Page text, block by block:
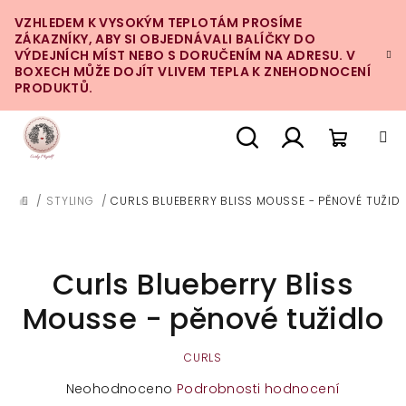
na
obsah
VZHLEDEM K VYSOKÝM TEPLOTÁM PROSÍME
ZÁKAZNÍKY, ABY SI OBJEDNÁVALI BALÍČKY DO
VÝDEJNÍCH MÍST NEBO S DORUČENÍM NA ADRESU. V
BOXECH MŮŽE DOJÍT VLIVEM TEPLA K ZNEHODNOCENÍ
PRODUKTŮ.
DOMŮ
/ STYLING / CURLS BLUEBERRY BLISS MOUSSE - PĚNOVÉ
Curls Blueberry Bliss
Mousse - pěnové tužidlo
CURLS
Průměrné
Neohodnoceno Podrobnosti hodnocení